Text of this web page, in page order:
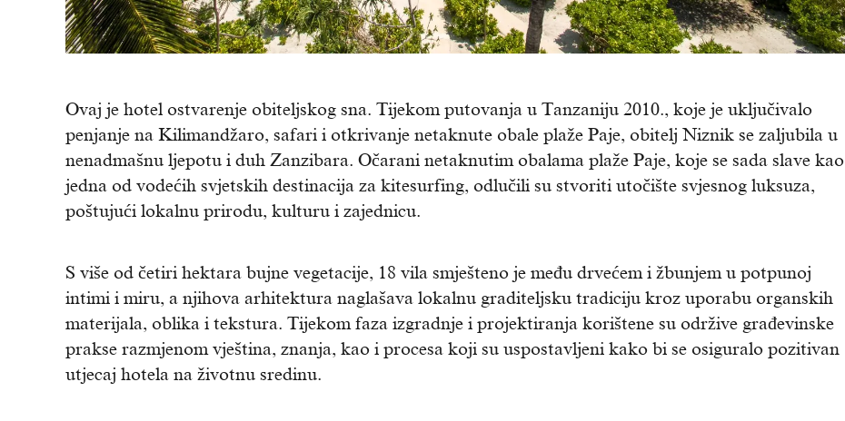
Ovaj je hotel ostvarenje obiteljskog sna. Tijekom putovanja u Tanzaniju 2010., koje je uključivalo
penjanje na Kilimandžaro, safari i otkrivanje netaknute obale plaže Paje, obitelj Niznik se zaljubila u
nenadmašnu ljepotu i duh Zanzibara. Očarani netaknutim obalama plaže Paje, koje se sada slave kao
jedna od vodećih svjetskih destinacija za kitesurfing, odlučili su stvoriti utočište svjesnog luksuza,
poštujući lokalnu prirodu, kulturu i zajednicu.
S više od četiri hektara bujne vegetacije, 18 vila smješteno je među drvećem i žbunjem u potpunoj
intimi i miru, a njihova arhitektura naglašava lokalnu graditeljsku tradiciju kroz uporabu organskih
materijala, oblika i tekstura. Tijekom faza izgradnje i projektiranja korištene su održive građevinske
prakse razmjenom vještina, znanja, kao i procesa koji su uspostavljeni kako bi se osiguralo pozitivan
utjecaj hotela na životnu sredinu.